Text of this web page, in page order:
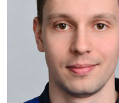
в Москве —
снова. Ваш гаджет